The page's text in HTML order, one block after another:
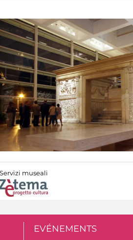
Servizi museali
EVÉNEMENTS